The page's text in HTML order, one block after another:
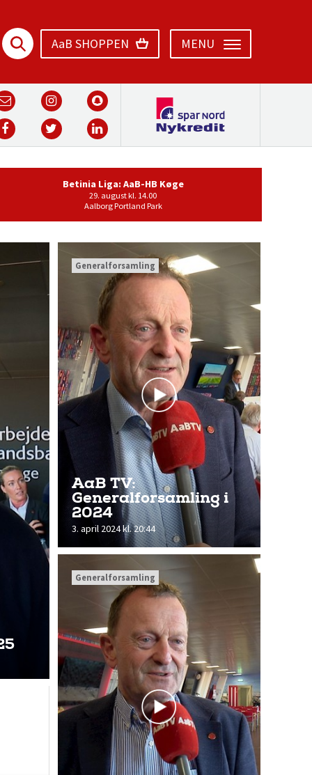
AaB SHOPPEN MENU
Betinia Liga: AaB-HB Køge
29. august kl. 14.00
Aalborg Portland Park
AaB TV:
Generalforsamling i
2024
3. april 2024 kl. 20:44
Generalforsamling
Generalforsamling